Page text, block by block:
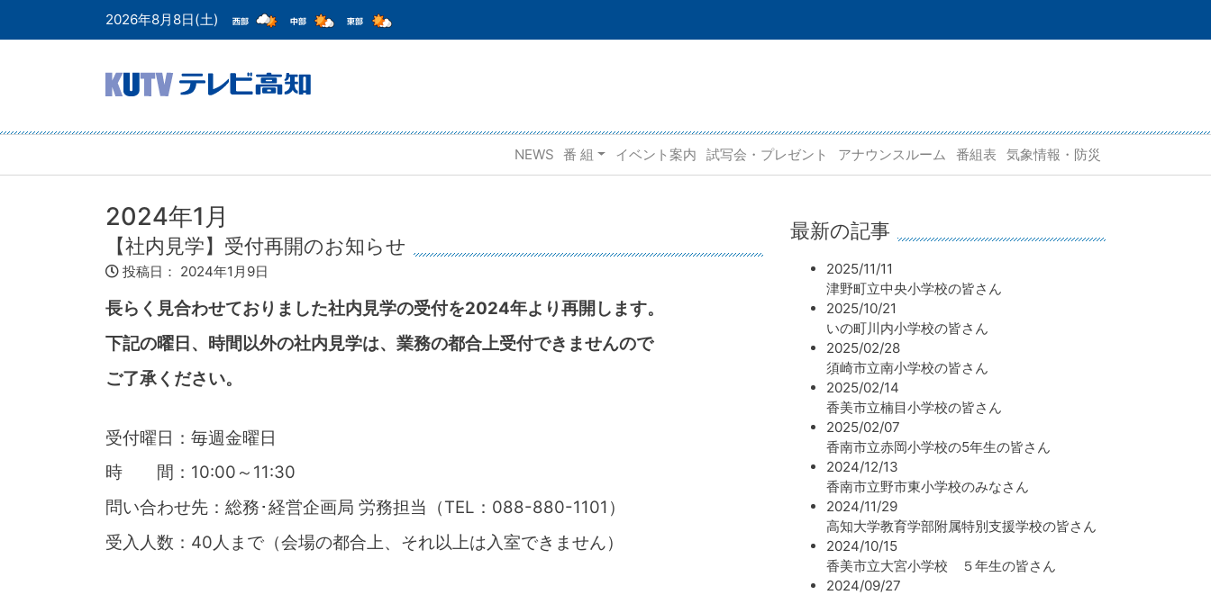
2026年8月8日(土)
NEWS 番 組 イベント案内 試写会・プレゼント アナウンスルーム 番組表 気象情報・防災
2024年1月
【社内見学】受付再開のお知らせ
投稿日： 2024年1月9日
長らく見合わせておりました社内見学の受付を2024年より再開します。
下記の曜日、時間以外の社内見学は、業務の都合上受付できませんので
ご了承ください。
受付曜日：毎週金曜日
時 間：10:00～11:30
問い合わせ先：総務･経営企画局 労務担当（TEL：088-880-1101）
受入人数：40人まで（会場の都合上、それ以上は入室できません）
最新の記事
2025/11/11
津野町立中央小学校の皆さん
2025/10/21
いの町川内小学校の皆さん
2025/02/28
須崎市立南小学校の皆さん
2025/02/14
香美市立楠目小学校の皆さん
2025/02/07
香南市立赤岡小学校の5年生の皆さん
2024/12/13
香南市立野市東小学校のみなさん
2024/11/29
高知大学教育学部附属特別支援学校の皆さん
2024/10/15
香美市立大宮小学校 ５年生の皆さん
2024/09/27